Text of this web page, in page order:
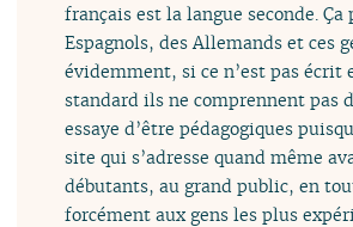
français est la langue seconde. Ça
Espagnols, des Allemands et ces
évidemment, si ce n’est pas écrit
standard ils ne comprennent pas
essaye d’être pédagogiques
site qui s’adresse quand même
débutants, au grand public, en
forcément aux gens les plus